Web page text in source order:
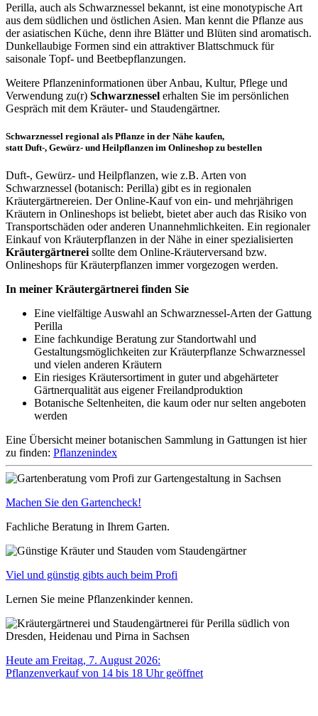
Perilla, auch als Schwarznessel bekannt, ist eine monotypische Art
aus dem südlichen und östlichen Asien. Man kennt die Pflanze aus
der asiatischen Küche, denn ihre Blätter und Blüten sind aromatisch.
Dunkellaubige Formen sind ein attraktiver Blattschmuck für
saisonale Topf- und Beetbepflanzungen.
Weitere Pflanzeninformationen über Anbau, Kultur, Pflege und
Verwendung zu(r) Schwarznessel erhalten Sie im persönlichen
Gespräch mit dem Kräuter- und Staudengärtner.
Schwarznessel regional als Pflanze in der Nähe kaufen,
statt Duft-, Gewürz- und Heilpflanzen im Onlineshop zu bestellen
Duft-, Gewürz- und Heilpflanzen, wie z.B. Arten von
Schwarznessel (botanisch: Perilla) gibt es in regionalen
Kräutergärtnereien. Der Online-Kauf von ein- und mehrjährigen
Kräutern in Onlineshops ist beliebt, bietet aber auch das Risiko von
Transportschäden oder anderen Unannehmlichkeiten. Ein regionaler
Einkauf von Kräuterpflanzen in der Nähe in einer spezialisierten
Kräutergärtnerei sollte dem Online-Kräuterversand bzw.
Onlineshops für Kräuterpflanzen immer vorgezogen werden.
In meiner Kräutergärtnerei finden Sie
Eine vielfältige Auswahl an Schwarznessel-Arten der Gattung
Perilla
Eine fachkundige Beratung zur Standortwahl und
Gestaltungsmöglichkeiten zur Kräuterpflanze Schwarznessel
und vielen anderen Kräutern
Ein riesiges Kräutersortiment in guter und abgehärteter
Gärtnerqualität aus eigener Freilandproduktion
Botanische Seltenheiten, die kaum oder nur selten angeboten
werden
Eine Übersicht meiner botanischen Sammlung in Gattungen ist hier
zu finden: Pflanzenindex
Machen Sie den Gartencheck!
Fachliche Beratung in Ihrem Garten.
Viel und günstig gibts auch beim Profi
Lernen Sie meine Pflanzenkinder kennen.
Heute am Freitag, 7. August 2026:
Pflanzenverkauf von 14 bis 18 Uhr geöffnet